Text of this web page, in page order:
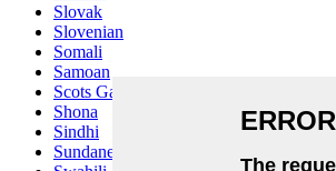
Slovak
Slovenian
Somali
Samoan
Scots Gaelic
Shona
Sindhi
Sundanese